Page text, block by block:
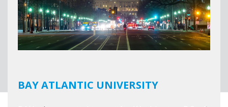
BAY ATLANTIC UNIVERSITY